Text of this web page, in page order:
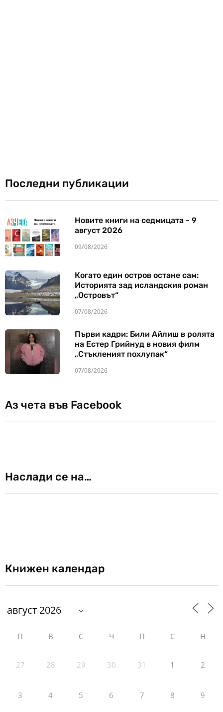
Последни публикации
Новите книги на седмицата - 9
август 2026
09/08/2026
Когато един остров остане сам:
Историята зад исландския роман
„Островът“
07/08/2026
Първи кадри: Били Айлиш в ролята
на Естер Грийнуд в новия филм
„Стъкленият похлупак“
07/08/2026
Аз чета във Facebook
Наслади се на…
Книжен календар
П В С Ч П С Н
27 28 29 30 31 1 2
3 4 5 6 7 8 9